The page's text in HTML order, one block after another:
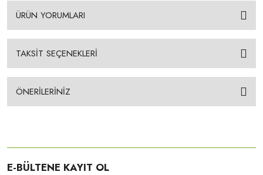
ÜRÜN YORUMLARI
TAKSİT SEÇENEKLERİ
ÖNERİLERİNİZ
E-BÜLTENE KAYIT OL